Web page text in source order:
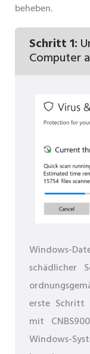
beheben.
Schritt 1:
Computer
Windows-
schädlicher
erste Schritt
mit
Windows-